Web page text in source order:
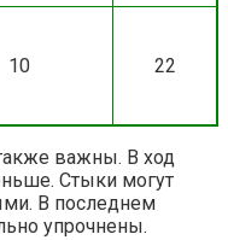
10 22
важны. В ход
Стыки могут
В последнем
упрочнены.